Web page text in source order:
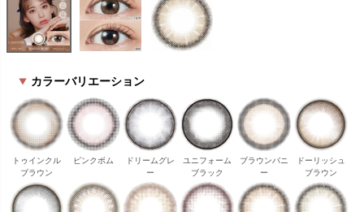
カラーバリエーション
トゥインクル
ブラウン
ピンクボム
ドリームグレ
ー
ユニフォーム
ブラック
ブラウンバニ
ー
ドーリッシュ
ブラウン